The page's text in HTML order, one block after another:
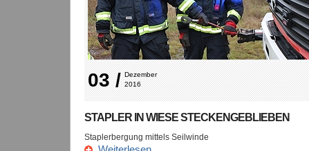
03 / Dezember
2016
STAPLER IN WIESE STECKENGEBLIEBEN
Staplerbergung mittels Seilwinde